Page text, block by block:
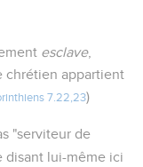
esclave,
chrétien appartient
7.22,23)
"serviteur de
disant lui-même ici